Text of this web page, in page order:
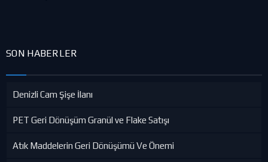
SON HABERLER
Denizli Cam Şişe İlanı
PET Geri Dönüşüm Granül ve Flake Satışı
Atık Maddelerin Geri Dönüşümü Ve Önemi